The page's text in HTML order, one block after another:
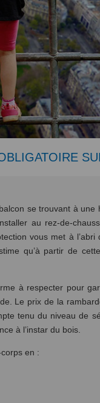
se trouvant à une
au rez-de-
vous met à l’abri
qu’à partir de
à respecter pour
Le prix de la
tenu du niveau de
à l’instar du bois.
en :